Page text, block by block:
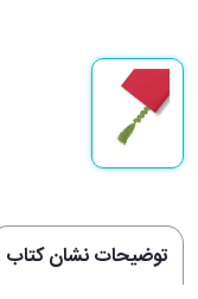
توضیحات نشان کتاب